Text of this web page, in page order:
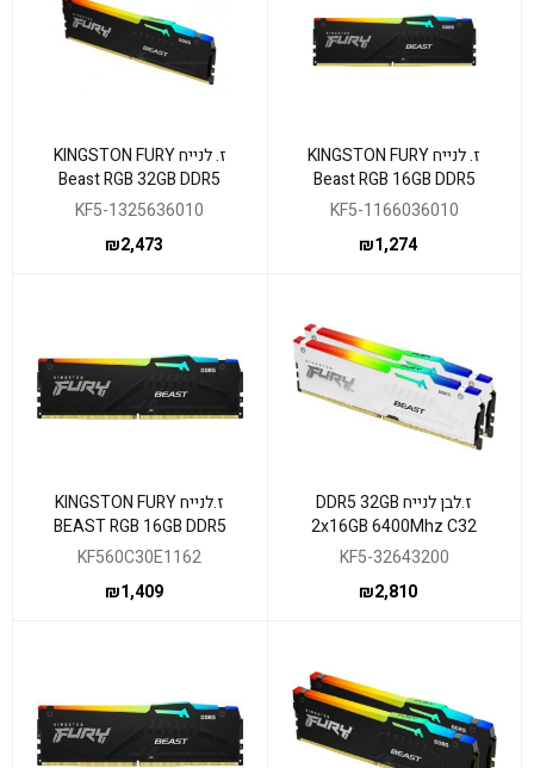
ז. לנייח KINGSTON FURY
Beast RGB 16GB DDR5
6000MHZ C36 EXPO/XMP
KF5-1166036010
₪1,274
ז. לנייח KINGSTON FURY
Beast RGB 32GB DDR5
6000MHZ C36 EXPO/XMP
KF5-1325636010
₪2,473
ז.לבן לנייח DDR5 32GB
2x16GB 6400Mhz C32
Kingston Fury Beast RGB
KF5-32643200
₪2,810
ז.לנייח KINGSTON FURY
BEAST RGB 16GB DDR5
6000MHZ CL30 EXPO XMP
KF560C30E1162
₪1,409